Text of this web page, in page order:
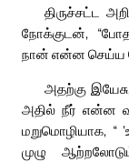
திருச்சட்ட
நோக்குடன்,
நான் என்ன செய்ய
அதற்கு
அதில் நீர் என்ன
மறுமொழியாக, “
முழு